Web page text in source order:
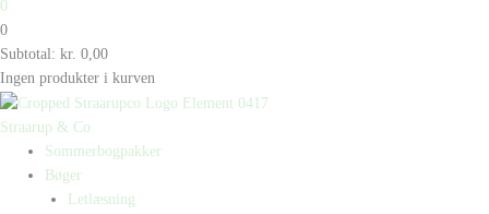
0
0
Subtotal: kr. 0,00
Ingen produkter i kurven
Straarup & Co
Sommerbogpakker
Bøger
Letlæsning